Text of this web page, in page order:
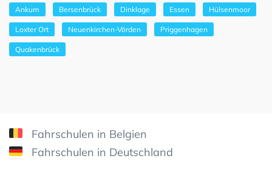
Ankum Bersenbrück Dinklage Essen Hülsenmoor
Loxter Ort Neuenkirchen-Vörden Priggenhagen
Quakenbrück
Fahrschulen in Belgien
Fahrschulen in Deutschland